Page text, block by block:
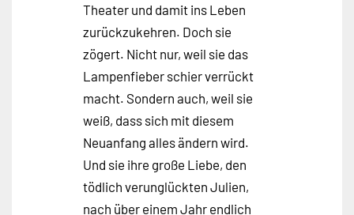
Theater und damit ins Leben
zurückzukehren. Doch sie
zögert. Nicht nur, weil sie das
Lampenfieber schier verrückt
macht. Sondern auch, weil sie
weiß, dass sich mit diesem
Neuanfang alles ändern wird.
Und sie ihre große Liebe, den
tödlich verunglückten Julien,
nach über einem Jahr endlich